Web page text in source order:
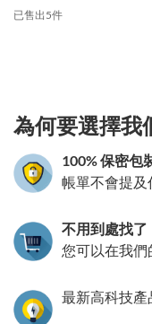
已售出5件
為何要選擇我
100% 保密包
帳單不會提及
不用到處找了
您可以在我們
最新高科技產